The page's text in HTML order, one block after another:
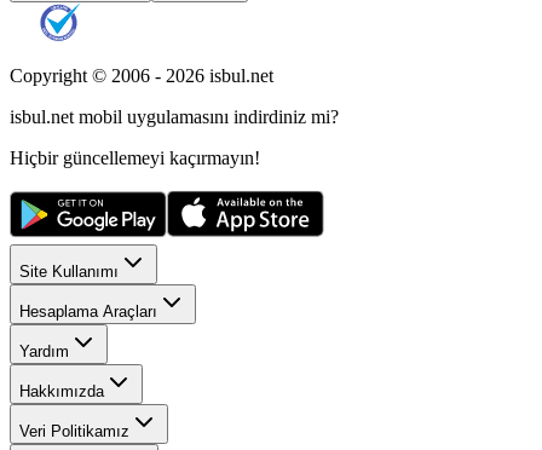
Copyright © 2006 - 2026 isbul.net
isbul.net mobil uygulamasını indirdiniz mi?
Hiçbir güncellemeyi kaçırmayın!
Site Kullanımı
Hesaplama Araçları
Yardım
Hakkımızda
Veri Politikamız